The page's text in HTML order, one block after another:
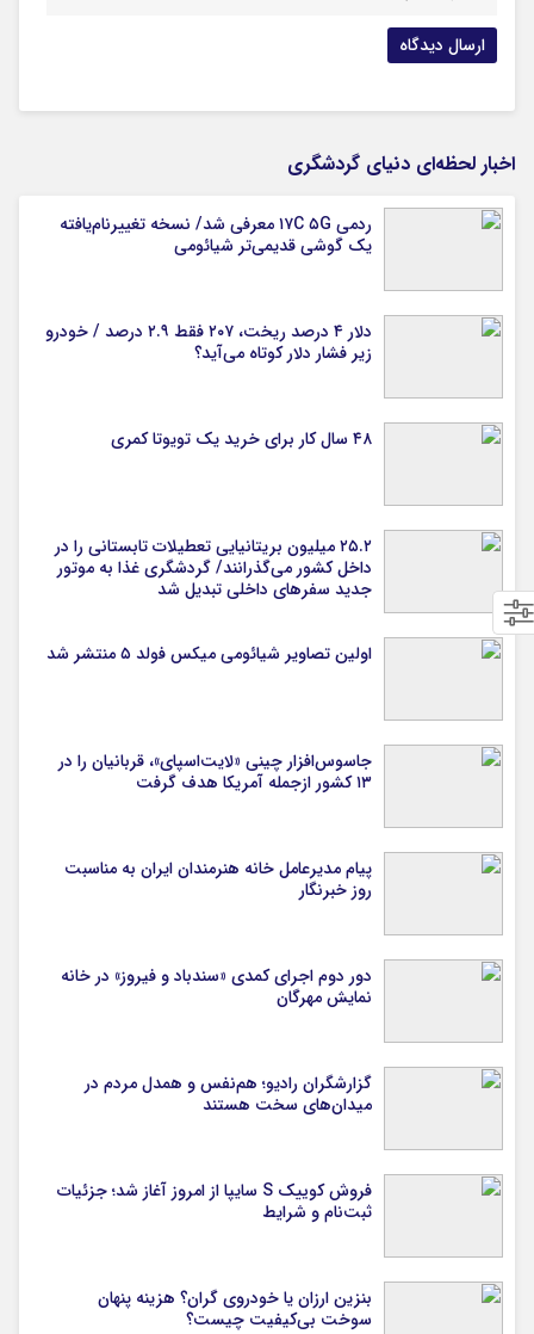
اخبار لحظه‌ای دنیای گردشگری
ردمی ۱۷C ۵G معرفی شد/ نسخه تغییرنام‌یافته
یک گوشی قدیمی‌تر شیائومی
دلار ۴ درصد ریخت، ۲۰۷ فقط ۲.۹ درصد / خودرو
زیر فشار دلار کوتاه می‌آید؟
۴۸ سال کار برای خرید یک تویوتا کمری
۲۵.۲ میلیون بریتانیایی تعطیلات تابستانی را در
داخل کشور می‌گذرانند/ گردشگری غذا به موتور
جدید سفرهای داخلی تبدیل شد
اولین تصاویر شیائومی میکس فولد ۵ منتشر شد
جاسوس‌افزار چینی «لایت‌اسپای»، قربانیان را در
۱۳ کشور ازجمله آمریکا هدف گرفت
پیام مدیرعامل خانه هنرمندان ایران به مناسبت
روز خبرنگار
دور دوم اجرای کمدی «سندباد و فیروز» در خانه
نمایش مهرگان
گزارشگران رادیو؛ هم‌نفس و همدل مردم در
میدان‌های سخت هستند
فروش کوییک S سایپا از امروز آغاز شد؛ جزئیات
ثبت‌نام و شرایط
بنزین ارزان یا خودروی گران؟ هزینه پنهان
سوخت بی‌کیفیت چیست؟